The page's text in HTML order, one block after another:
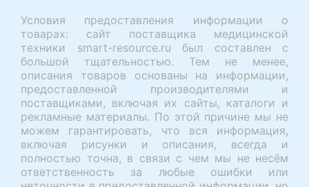
Условия предоставления информации о
товарах: сайт поставщика медицинской
техники smart-resource.ru был составлен с
большой тщательностью. Тем не менее,
описания товаров основаны на информации,
предоставленной производителями и
поставщиками, включая их сайты, каталоги и
рекламные материалы. По этой причине мы не
можем гарантировать, что вся информация,
включая рисунки и описания, всегда и
полностью точна, в связи с чем мы не несём
ответственность за любые ошибки или